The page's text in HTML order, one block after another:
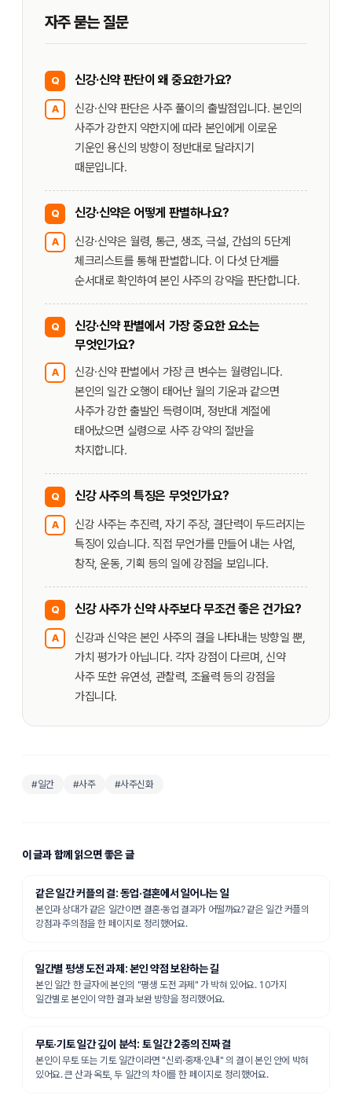
자주 묻는 질문
Q 신강·신약 판단이 왜 중요한가요?
A
신강·신약 판단은 사주 풀이의 출발점입니다. 본인의
사주가 강한지 약한지에 따라 본인에게 이로운
기운인 용신의 방향이 정반대로 달라지기
때문입니다.
Q 신강·신약은 어떻게 판별하나요?
A
신강·신약은 월령, 통근, 생조, 극설, 간섭의 5단계
체크리스트를 통해 판별합니다. 이 다섯 단계를
순서대로 확인하여 본인 사주의 강약을 판단합니다.
Q
신강·신약 판별에서 가장 중요한 요소는
무엇인가요?
A
신강·신약 판별에서 가장 큰 변수는 월령입니다.
본인의 일간 오행이 태어난 월의 기운과 같으면
사주가 강한 출발인 득령이며, 정반대 계절에
태어났으면 실령으로 사주 강약의 절반을
차지합니다.
Q 신강 사주의 특징은 무엇인가요?
A
신강 사주는 추진력, 자기 주장, 결단력이 두드러지는
특징이 있습니다. 직접 무언가를 만들어 내는 사업,
창작, 운동, 기획 등의 일에 강점을 보입니다.
Q 신강 사주가 신약 사주보다 무조건 좋은 건가요?
A
신강과 신약은 본인 사주의 결을 나타내는 방향일 뿐,
가치 평가가 아닙니다. 각자 강점이 다르며, 신약
사주 또한 유연성, 관찰력, 조율력 등의 강점을
가집니다.
#일간 #사주 #사주신화
이 글과 함께 읽으면 좋은 글
같은 일간 커플의 결: 동업·결혼에서 일어나는 일
본인과 상대가 같은 일간이면 결혼·동업 결과가 어떨까요? 같은 일간 커플의
강점과 주의점을 한 페이지로 정리했어요.
일간별 평생 도전 과제: 본인 약점 보완하는 길
본인 일간 한 글자에 본인의 "평생 도전 과제" 가 박혀 있어요. 10가지
일간별로 본인이 약한 결과 보완 방향을 정리했어요.
무토·기토 일간 깊이 분석: 토 일간 2종의 진짜 결
본인이 무토 또는 기토 일간이라면 "신뢰·중재·인내" 의 결이 본인 안에 박혀
있어요. 큰 산과 옥토, 두 일간의 차이를 한 페이지로 정리했어요.